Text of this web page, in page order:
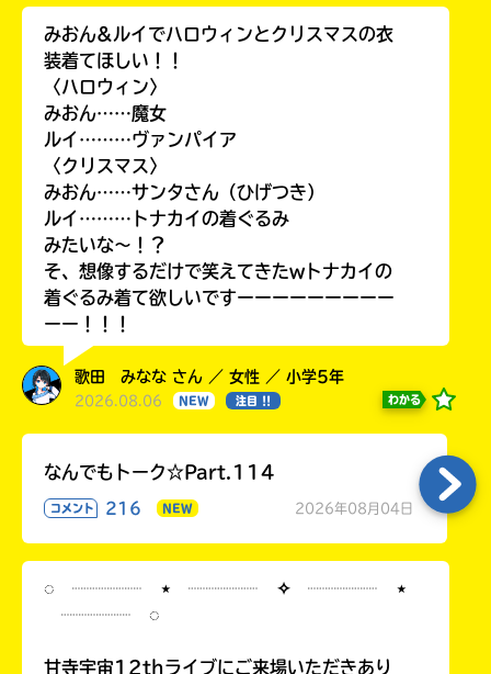
みおん&ルイでハロウィンとクリスマスの衣
装着てほしい！！
〈ハロウィン〉
みおん……魔女
ルイ………ヴァンパイア
〈クリスマス〉
みおん……サンタさん（ひげつき）
ルイ………トナカイの着ぐるみ
みたいな〜！？
そ、想像するだけで笑えてきたwトナカイの
着ぐるみ着て欲しいですーーーーーーーーー
ーー！！！
歌田 みなな さん ／ 女性 ／ 小学5年
2026.08.06 NEW 注目 !! わかる
なんでもトーク☆Part.114
コメント 216 NEW 2026年08月04日
◌ ┈┈┈┈ ⋆ ┈┈┈┈ ✧ ┈┈┈┈ ⋆
┈┈┈┈ ◌
甘寺宇宙12thライブにご来場いただきあり